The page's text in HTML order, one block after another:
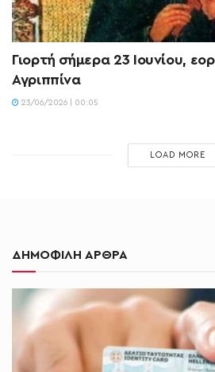
Γιορτή σήμερα 23 Ιουνίου,
Αγριππίνα
23/06/2026 | 00:05
LOAD MORE
ΔΗΜΟΦΙΛΗ ΑΡΘΡΑ